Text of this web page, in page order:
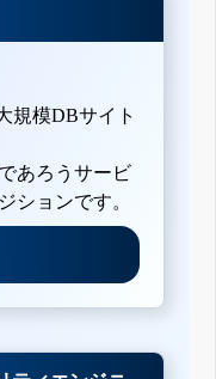
規模DBサイト
あろうサービ
ションです。